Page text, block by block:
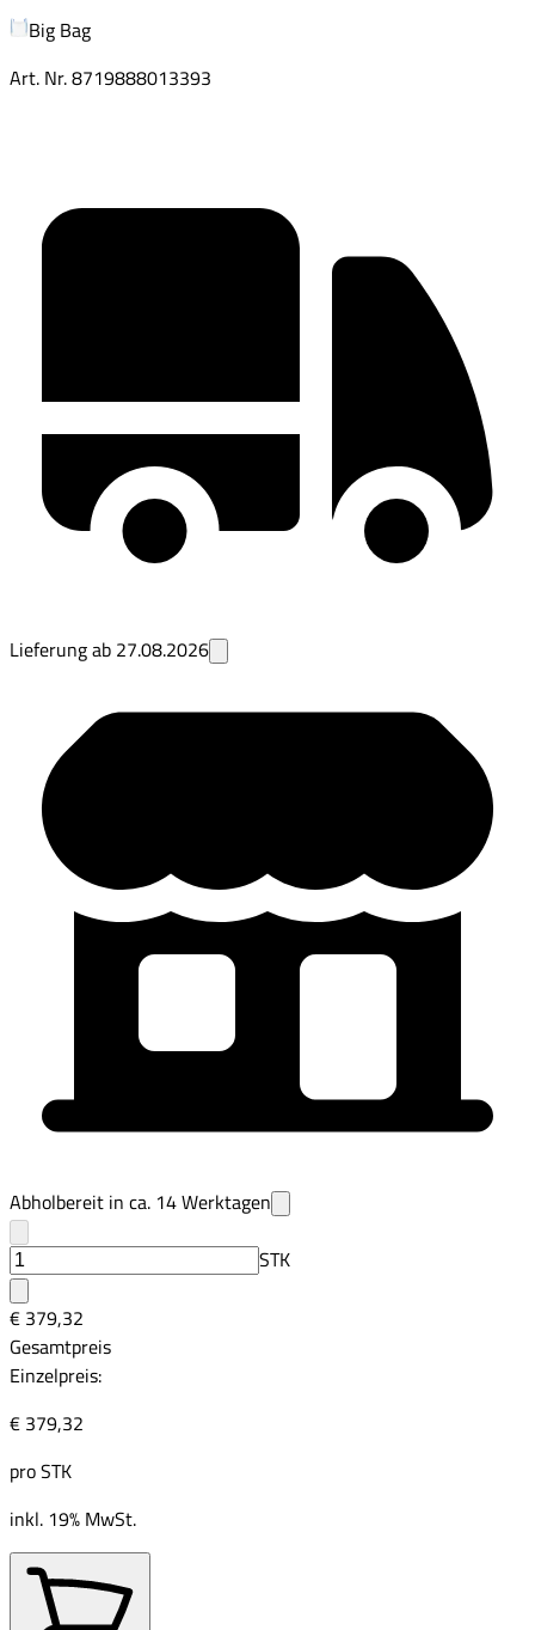
Big Bag
Art. Nr.8719888013393
Lieferung ab 27.08.2026
Abholbereit in ca. 14Werktagen
STK
€ 379,32
Gesamtpreis
Einzelpreis:
€ 379,32
proSTK
inkl. 19% MwSt.